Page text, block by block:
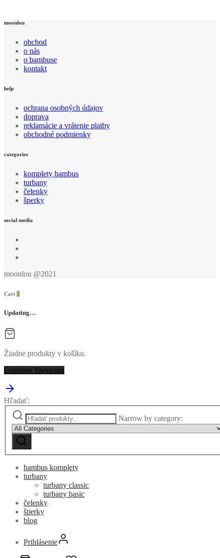
moonlou
obchod
o nás
o bambuse
kontakt
help
ochrana osobných údajov
doprava
reklamácie a vrátenie platby
obchodné podmienky
categories
komplety bambus
turbany
čelenky
šperky
social media
moonlou @2021
Cart
Updating…
Žiadne produkty v košíku.
Continue Shopping
Hľadať:
Narrow by category:
bambus komplety
turbany
turbany classic
turbany basic
čelenky
šperky
blog
Prihlásenie